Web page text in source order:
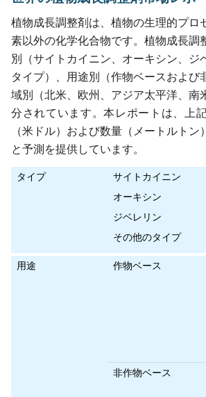
植物成長調整剤は、植物の生理的プロ
素以外の化学化合物です。植物成長調
別（サイトカイニン、オーキシン、ジ
タイプ）、用途別（作物ベースおよび
域別（北米、欧州、アジア太平洋、南
分されています。本レポートは、上
（米ドル）および数量（メートルトン
と予測を提供しています。
タイプ
サイトカイニン
オーキシン
ジベレリン
その他のタイプ
用途 作物ベース
非作物ベース